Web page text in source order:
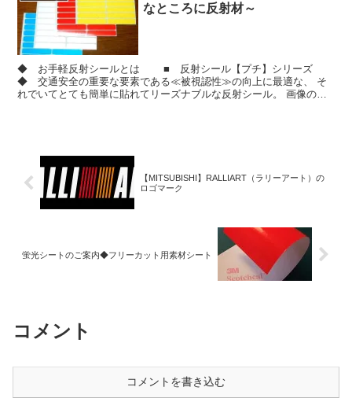
なところに反射材～
◆ お手軽反射シールとは ■ 反射シール【プチ】シリーズ
◆ 交通安全の重要な要素である≪被視認性≫の向上に最適な、 そ
れでいてとても簡単に貼れてリーズナブルな反射シール。 画像の商
【MITSUBISHI】RALLIART（ラリーアート）の
ロゴマーク
蛍光シートのご案内◆フリーカット用素材シート
コメント
コメントを書き込む